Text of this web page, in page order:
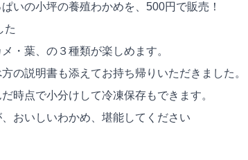
いの小坪の養殖わかめを、500円で販売！
た
・葉、の３種類が楽しめます。
の説明書も添えてお持ち帰りいただきました。
時点で小分けして冷凍保存もできます。
おいしいわかめ、堪能してください